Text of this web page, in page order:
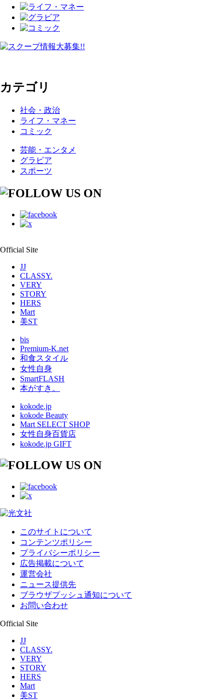
カテゴリ
社会・政治
ライフ・マネー
コミック
芸能・エンタメ
グラビア
スポーツ
Official Site
JJ
CLASSY.
VERY
STORY
HERS
Mart
美ST
bis
Premium-K.net
和食スタイル
女性自身
SmartFLASH
本がすき。
kokode.jp
kokode Beauty
Mart SELECT SHOP
女性自身百貨店
kokode.jp GIFT
このサイトについて
コンテンツポリシー
プライバシーポリシー
広告掲載について
運営会社
ニュース提供先
ブラウザプッシュ通知について
お問い合わせ
Official Site
JJ
CLASSY.
VERY
STORY
HERS
Mart
美ST